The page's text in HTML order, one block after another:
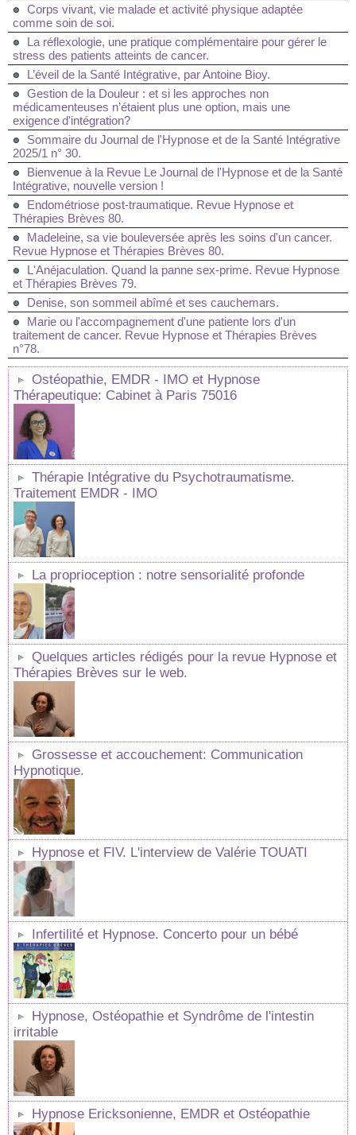
Corps vivant, vie malade et activité physique adaptée
comme soin de soi.
La réflexologie, une pratique complémentaire pour gérer le
stress des patients atteints de cancer.
L’éveil de la Santé Intégrative, par Antoine Bioy.
Gestion de la Douleur : et si les approches non
médicamenteuses n’étaient plus une option, mais une
exigence d'intégration?
Sommaire du Journal de l'Hypnose et de la Santé Intégrative
2025/1 n° 30.
Bienvenue à la Revue Le Journal de l'Hypnose et de la Santé
Intégrative, nouvelle version !
Endométriose post-traumatique. Revue Hypnose et
Thérapies Brèves 80.
Madeleine, sa vie bouleversée après les soins d'un cancer.
Revue Hypnose et Thérapies Brèves 80.
L'Anéjaculation. Quand la panne sex-prime. Revue Hypnose
et Thérapies Brèves 79.
Denise, son sommeil abîmé et ses cauchemars.
Marie ou l'accompagnement d'une patiente lors d'un
traitement de cancer. Revue Hypnose et Thérapies Brèves
n°78.
Ostéopathie, EMDR - IMO et Hypnose
Thérapeutique: Cabinet à Paris 75016
Thérapie Intégrative du Psychotraumatisme.
Traitement EMDR - IMO
La proprioception : notre sensorialité profonde
Quelques articles rédigés pour la revue Hypnose et
Thérapies Brèves sur le web.
Grossesse et accouchement: Communication
Hypnotique.
Hypnose et FIV. L'interview de Valérie TOUATI
Infertilité et Hypnose. Concerto pour un bébé
Hypnose, Ostéopathie et Syndrôme de l'intestin
irritable
Hypnose Ericksonienne, EMDR et Ostéopathie